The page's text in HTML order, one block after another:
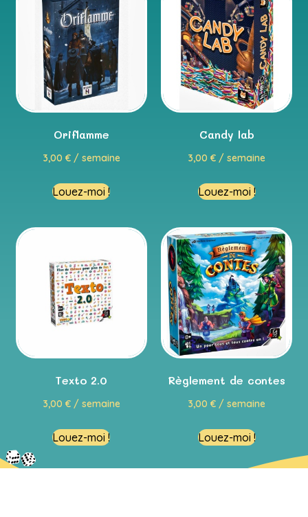
Oriflamme
3,00 €/ semaine
Louez-moi !
Candy lab
3,00€ / semaine
Louez-moi !
Texto 2.0
3,00 €/ semaine
Louez-moi !
Règlement de contes
3,00€ / semaine
Louez-moi !